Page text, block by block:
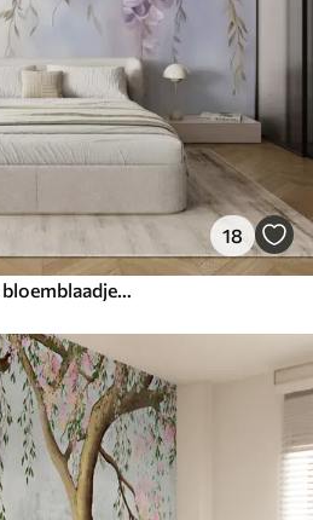
18